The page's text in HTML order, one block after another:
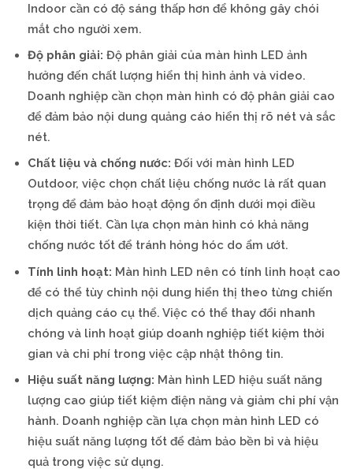
Indoor cần có độ sáng thấp hơn để không gây chói
mắt cho người xem.
Độ phân giải: Độ phân giải của màn hình LED ảnh
hưởng đến chất lượng hiển thị hình ảnh và video.
Doanh nghiệp cần chọn màn hình có độ phân giải cao
để đảm bảo nội dung quảng cáo hiển thị rõ nét và sắc
nét.
Chất liệu và chống nước: Đối với màn hình LED
Outdoor, việc chọn chất liệu chống nước là rất quan
trọng để đảm bảo hoạt động ổn định dưới mọi điều
kiện thời tiết. Cần lựa chọn màn hình có khả năng
chống nước tốt để tránh hỏng hóc do ẩm ướt.
Tính linh hoạt: Màn hình LED nên có tính linh hoạt cao
để có thể tùy chỉnh nội dung hiển thị theo từng chiến
dịch quảng cáo cụ thể. Việc có thể thay đổi nhanh
chóng và linh hoạt giúp doanh nghiệp tiết kiệm thời
gian và chi phí trong việc cập nhật thông tin.
Hiệu suất năng lượng: Màn hình LED hiệu suất năng
lượng cao giúp tiết kiệm điện năng và giảm chi phí vận
hành. Doanh nghiệp cần lựa chọn màn hình LED có
hiệu suất năng lượng tốt để đảm bảo bền bỉ và hiệu
quả trong việc sử dụng.